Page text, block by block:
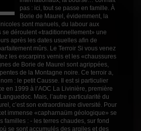
75cl
Vin 2019
Vin 2019
pas : ici, tout se passe en famille. À
Borie de Maurel, évidemment, la
sont manuels, du labour aux
déroulent «traditionnellement» une
après les dates usuelles afin de
mûrs. Le Terroir Si vous venez
les escarpins vernis et les «chaussures
de Borie de Maurel sont agrippées,
de la Montagne noire. Ce terroir a,
: le petit Causse. Il est si particulier
en 1999 à l’AOC La Livinière, première
Mais, l’autre particularité du
c’est son extraordinaire diversité. Pour
immense «capharnaüm géologique» se
familles : - les terres chaudes, sur fond
se sont accumulés des argiles et des